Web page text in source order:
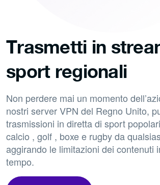
Trasmetti in
sport regionali
Non perdere mai un momento
nostri server VPN del Regno Unito,
trasmissioni in diretta di sport
calcio , golf , boxe e rugby da
aggirando le limitazioni dei contenuti
tempo.